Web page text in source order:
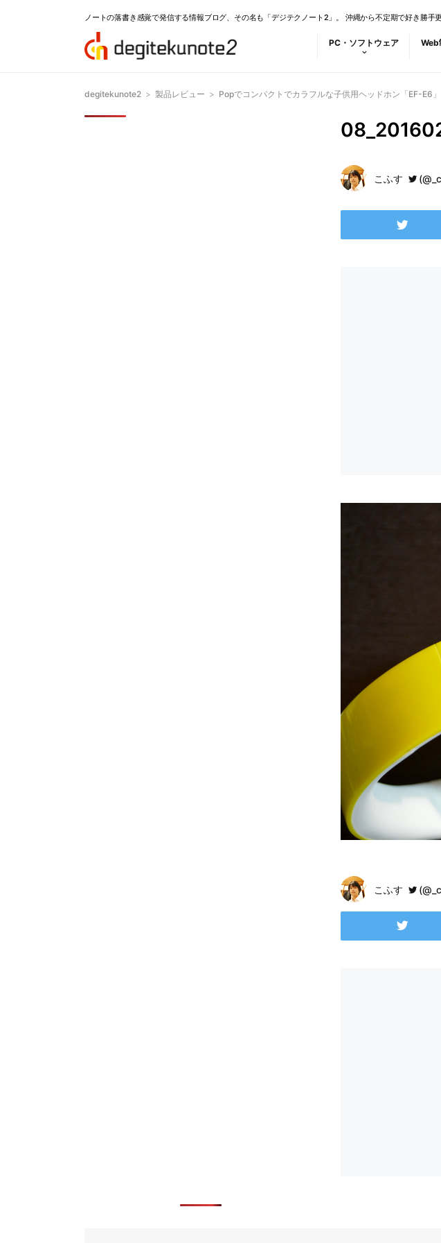
ノートの落書き感覚で発信する情報ブログ、その名も「デジテクノート2」。 沖縄から不定期で好き勝手
PC・ソフトウェア Web
degitekunote2 > 製品レビュー > Popでコンパクトでカラフルな子供用ヘッドホン「EF-E6」
こふす
こふす